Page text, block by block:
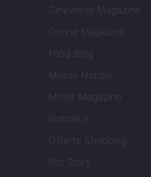
Cineverse Magazine
Donne Magazine
Food Blog
Milano Notizie
Motor Magazine
Notizie.it
Offerte Shopping
Pet Story